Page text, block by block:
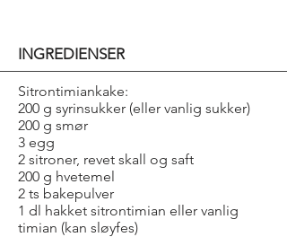
INGREDIENSER
Sitrontimiankake:
200 g syrinsukker (eller vanlig sukker)
200 g smør
3 egg
2 sitroner, revet skall og saft
200 g hvetemel
2 ts bakepulver
1 dl hakket sitrontimian eller vanlig
timian (kan sløyfes)